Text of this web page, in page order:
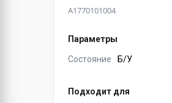
A1770101004
Параметры
Состояние Б/У
Подходит для